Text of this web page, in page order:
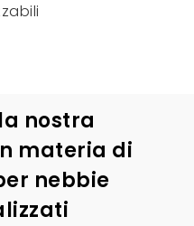
nostra
materia di
nebbie